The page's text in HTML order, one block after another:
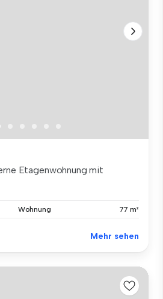
Etagenwohnung mit
Wohnung 77 m²
Mehr sehen